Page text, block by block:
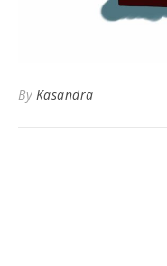
By Kasandra